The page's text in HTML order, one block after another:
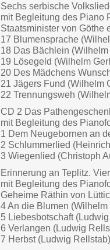
Sechs serbische
mit Begleitung des Piano
Staatsminister von Göthe
17 Blumensprache
18 Das Bächlein
19 Lösegeld (Wilhelm
20 Des Mädchens
21 Jägers Fund (Wilhelm
22 Trennungsweh
CD 2 Das
mit Begleitung des
1 Dem Neugebornen an
2 Schlummerlied
3 Wiegenlied (Christoph
Erinnerung an Teplitz.
mit Begleitung des
Geheime Räthin von
4 An die Blumen
5 Liebesbotschaft
6 Verlangen (Ludwig
7 Herbst (Ludwig